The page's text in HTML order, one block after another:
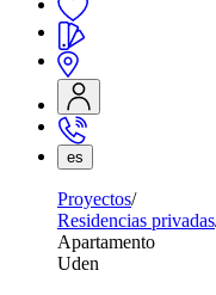
es
Proyectos
Residencias privadas
Apartamento
Uden